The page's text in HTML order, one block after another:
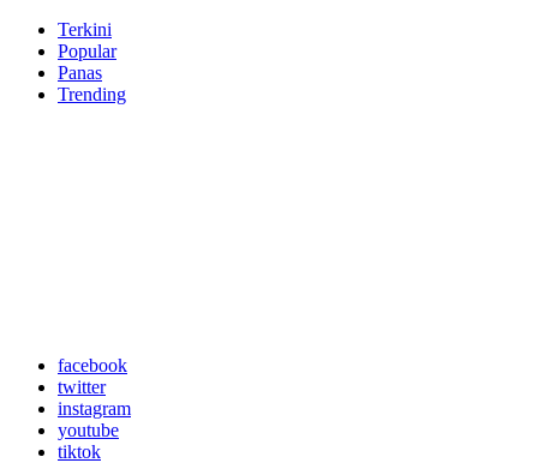
Terkini
Popular
Panas
Trending
facebook
twitter
instagram
youtube
tiktok